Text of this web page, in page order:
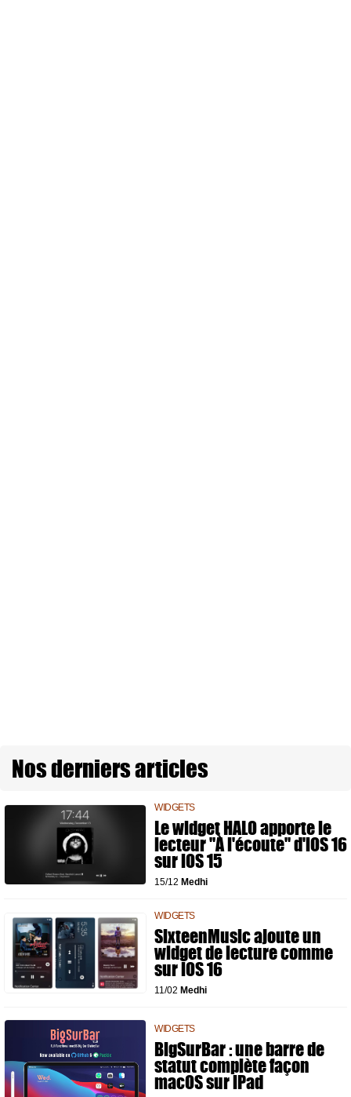
Nos derniers articles
WIDGETS
Le widget HALO apporte le
lecteur "À l'écoute" d'iOS 16
sur iOS 15
15/12 Medhi
WIDGETS
SixteenMusic ajoute un
widget de lecture comme
sur iOS 16
11/02 Medhi
WIDGETS
BigSurBar : une barre de
statut complète façon
macOS sur iPad